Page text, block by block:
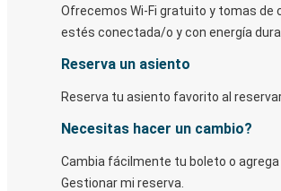
Ofrecemos Wi-Fi gratuito y tomas de
estés conectada/o y con energía
Reserva un asiento
Reserva tu asiento favorito al
Necesitas hacer un cambio?
Cambia fácilmente tu boleto o agrega
Gestionar mi reserva.